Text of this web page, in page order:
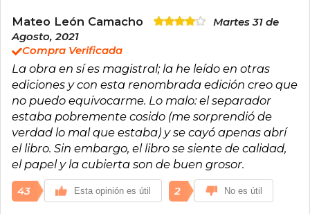
Mateo León Camacho
Martes 31 de
Agosto, 2021
Compra Verificada
La obra en sí es magistral; la he leído en otras
ediciones y con esta renombrada edición creo que
no puedo equivocarme. Lo malo: el separador
estaba pobremente cosido (me sorprendió de
verdad lo mal que estaba) y se cayó apenas abrí
el libro. Sin embargo, el libro se siente de calidad,
el papel y la cubierta son de buen grosor.
43 Esta opinión es útil 2 No es útil